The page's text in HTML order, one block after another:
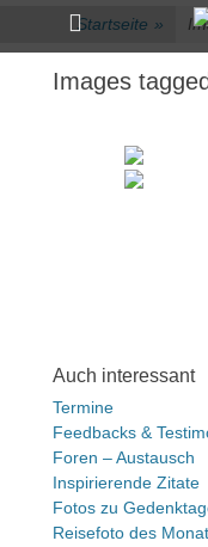
zum
Inhalt
Primärmenü
Startseite »
Images
Auch interessant
Termine
Feedbacks &
Foren – Austausch
Inspirierende Zitate
Fotos zu
Reisefoto des